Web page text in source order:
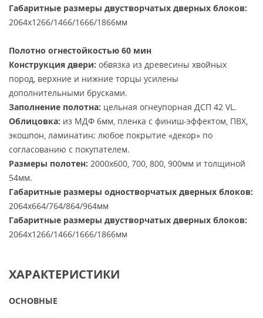
Габаритные размеры двустворчатых дверных блоков:
2064х1266/1466/1666/1866мм
Полотно огнестойкостью 60 мин
Конструкция двери: обвязка из древесины хвойных
пород, верхние и нижние торцы усилены
дополнительными брусками.
Заполнение полотна: цельная огнеупорная ДСП 42 VL.
Облицовка: из МДФ 6мм, пленка с финиш-эффектом, ПВХ,
экошпон, ламинатин; любое покрытие «декор» по
согласованию с покупателем.
Размеры полотен: 2000х600, 700, 800, 900мм и толщиной
54мм.
Габаритные размеры одностворчатых дверных блоков:
2064х664/764/864/964мм
Габаритные размеры двустворчатых дверных блоков:
2064х1266/1466/1666/1866мм
ХАРАКТЕРИСТИКИ
ОСНОВНЫЕ